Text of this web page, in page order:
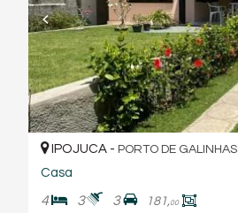
IPOJUCA - PORTO DE GALINHAS
Casa
4 3 3 181,00